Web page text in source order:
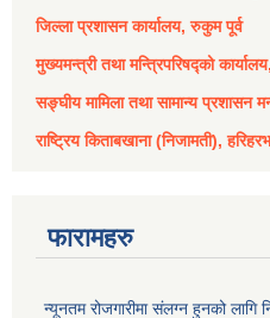
जिल्ला प्रशासन कार्यालय, रुकुम पूर्व
मुख्यमन्त्री तथा मन्त्रिपरिषद्को
सङ्घीय मामिला तथा सामान्य प्रशासन
राष्ट्रिय किताबखाना (निजामती),
फारामहरु
न्यूनतम रोजगारीमा संलग्न हुनको लागि